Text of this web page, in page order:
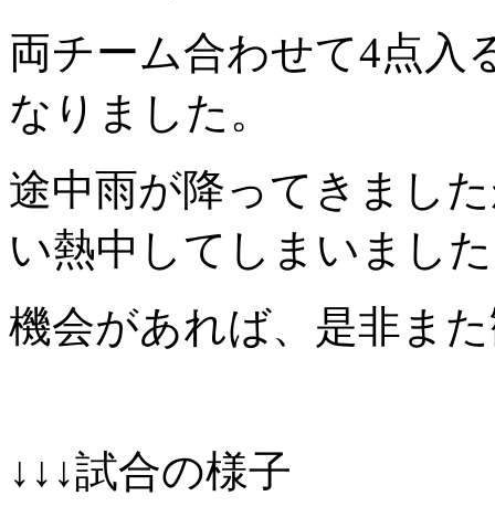
両チーム合わせて4点入
なりました。
途中雨が降ってきまし
い熱中してしまいまし
機会があれば、是非ま
↓↓↓試合の様子